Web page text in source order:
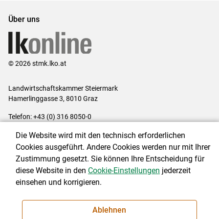
Über uns
© 2026 stmk.lko.at
Landwirtschaftskammer Steiermark
Hamerlinggasse 3, 8010 Graz
Telefon: +43 (0) 316 8050-0
Impressum|Kontakt|Datenschutzerklärung|Barrierefreiheit|
Cookie-Einstellungen
NEWSLETTER
Die Website wird mit den technisch erforderlichen
Cookies ausgeführt. Andere Cookies werden nur mit Ihrer
Zustimmung gesetzt. Sie können Ihre Entscheidung für
diese Website in den Cookie-Einstellungen jederzeit
einsehen und korrigieren.
Ablehnen